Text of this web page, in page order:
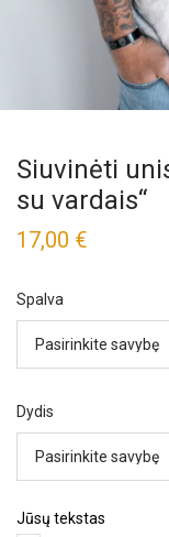
Siuvinėti
su vardais“
17,00 €
Spalva
Dydis
Jūsų tekstas